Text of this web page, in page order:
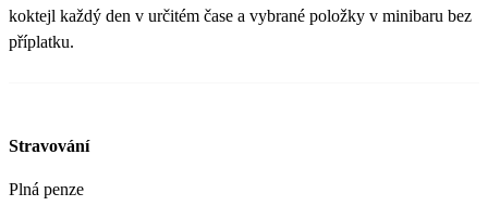
koktejl každý den v určitém čase a vybrané položky v minibaru bez
příplatku.
Stravování
Plná penze